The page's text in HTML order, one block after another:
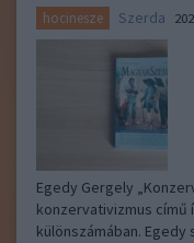
hocinesze Szerda
Egedy Gergely
konzervativizmus című
különszámában. Egedy